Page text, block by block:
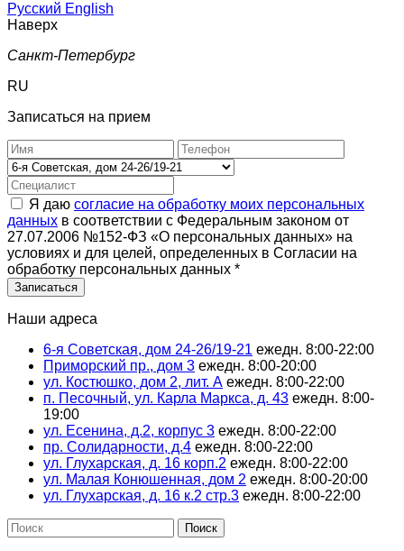
Русский English
Наверх
Санкт-Петербург
RU
Записаться на прием
Я даю согласие на обработку моих персональных
данных в соответствии с Федеральным законом от
27.07.2006 №152-ФЗ «О персональных данных» на
условиях и для целей, определенных в Согласии на
обработку персональных данных *
Наши адреса
6-я Советская, дом 24-26/19-21 ежедн. 8:00-22:00
Приморский пр., дом 3 ежедн. 8:00-20:00
ул. Костюшко, дом 2, лит. А ежедн. 8:00-22:00
п. Песочный, ул. Карла Маркса, д. 43 ежедн. 8:00-
19:00
ул. Есенина, д.2, корпус 3 ежедн. 8:00-22:00
пр. Солидарности, д.4 ежедн. 8:00-22:00
ул. Глухарская, д. 16 корп.2 ежедн. 8:00-22:00
ул. Малая Конюшенная, дом 2 ежедн. 8:00-20:00
ул. Глухарская, д. 16 к.2 стр.3 ежедн. 8:00-22:00
Поиск